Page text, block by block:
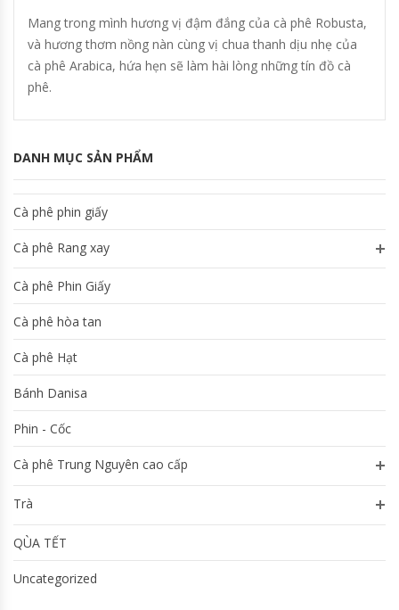
Mang trong mình hương vị đậm đắng của cà phê Robusta,
và hương thơm nồng nàn cùng vị chua thanh dịu nhẹ của
cà phê Arabica, hứa hẹn sẽ làm hài lòng những tín đồ cà
phê.
DANH MỤC SẢN PHẨM
Cà phê phin giấy
Cà phê Rang xay
Cà phê Phin Giấy
Cà phê hòa tan
Cà phê Hạt
Bánh Danisa
Phin - Cốc
Cà phê Trung Nguyên cao cấp
Trà
QÙA TẾT
Uncategorized